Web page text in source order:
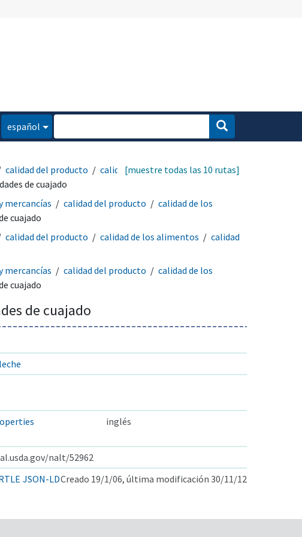
español
calidad del producto
calidad
de cuajado
[muestre todas las 10 rutas]
mercancías calidad del producto
calidad de los
cuajado
calidad del producto calidad de los alimentos
calidad
mercancías calidad del producto
calidad de los
cuajado
de cuajado
inglés
nalt/52962
JSON-LDCreado 19/1/06, última modificación 30/11/12